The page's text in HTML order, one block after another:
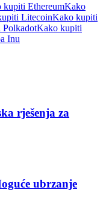
kupiti EthereumKako
LitecoinKako kupiti
Kako kupiti
Inu
rješenja za
ubrzanje